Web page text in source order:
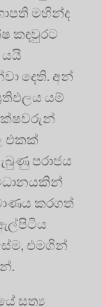
මහින්ද
කඳවුරට
යයි
දෙති. අන්
යම්
එකක්
පරාජය
කරගත්
එමගින්
සත්‍ය